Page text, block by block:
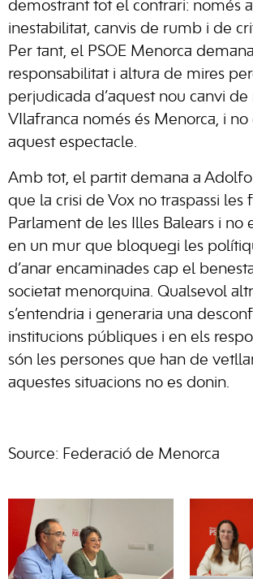
demostrant tot el contrari: només
inestabilitat, canvis de rumb i de
Per tant, el PSOE Menorca
responsabilitat i altura de mires
perjudicada d’aquest nou canvi
VIlafranca només és Menorca, i no
aquest espectacle.
Amb tot, el partit demana a
que la crisi de Vox no traspassi les
Parlament de les Illes Balears i no
en un mur que bloquegi les
d’anar encaminades cap el
societat menorquina. Qualsevol
s’entendria i generaria una
institucions públiques i en els
són les persones que han de
aquestes situacions no es donin.
Source: Federació de Menorca